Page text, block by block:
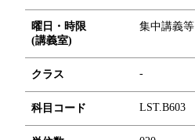
曜日・時限
(講義室)
集中講義等
クラス -
科目コード LST.B603